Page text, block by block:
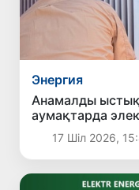
Энергия
Анамалды
аумақтарда
мәжбүрлі шектеу
17 Шіл 2026,